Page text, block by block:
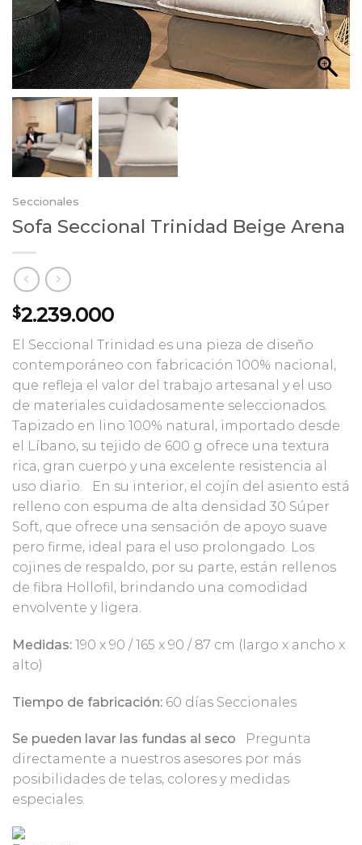
Seccionales
Sofa Seccional Trinidad Beige Arena
$2.239.000
El Seccional Trinidad es una pieza de diseño
contemporáneo con fabricación 100% nacional,
que refleja el valor del trabajo artesanal y el uso
de materiales cuidadosamente seleccionados.
Tapizado en lino 100% natural, importado desde
el Líbano, su tejido de 600 g ofrece una textura
rica, gran cuerpo y una excelente resistencia al
uso diario. En su interior, el cojín del asiento está
relleno con espuma de alta densidad 30 Súper
Soft, que ofrece una sensación de apoyo suave
pero firme, ideal para el uso prolongado. Los
cojines de respaldo, por su parte, están rellenos
de fibra Hollofil, brindando una comodidad
envolvente y ligera.
Medidas: 190 x 90 / 165 x 90 / 87 cm (largo x ancho x
alto)
Tiempo de fabricación: 60 días Seccionales
Se pueden lavar las fundas al seco Pregunta
directamente a nuestros asesores por más
posibilidades de telas, colores y medidas
especiales.